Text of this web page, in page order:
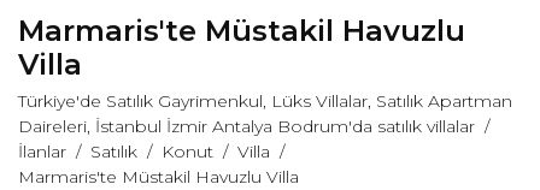
Marmaris'te Müstakil Havuzlu
Villa
Türkiye'de Satılık Gayrimenkul, Lüks Villalar, Satılık Apartman
Daireleri, İstanbul İzmir Antalya Bodrum'da satılık villalar
İlanlar
Satılık Konut
Villa
Marmaris'te Müstakil Havuzlu Villa